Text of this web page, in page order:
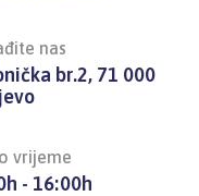
nas
br.2, 71 000
vrijeme
- 16:00h